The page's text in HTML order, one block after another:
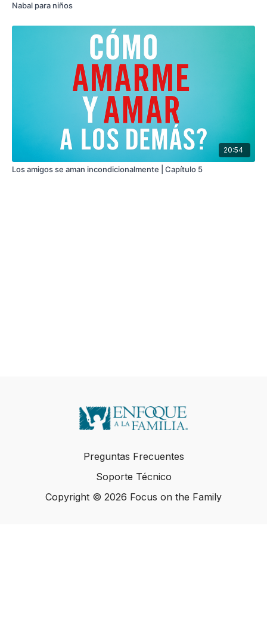
Nabal para niños
20:54
Los amigos se aman incondicionalmente | Capítulo 5
Preguntas Frecuentes
Soporte Técnico
Copyright © 2026 Focus on the Family